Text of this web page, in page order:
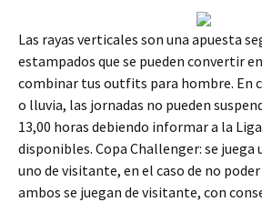
Las rayas verticales son una apuesta
estampados que se pueden convertir
combinar tus outfits para hombre. En
o lluvia, las jornadas no pueden
13,00 horas debiendo informar a la
disponibles. Copa Challenger: se juega
uno de visitante, en el caso de no
ambos se juegan de visitante, con